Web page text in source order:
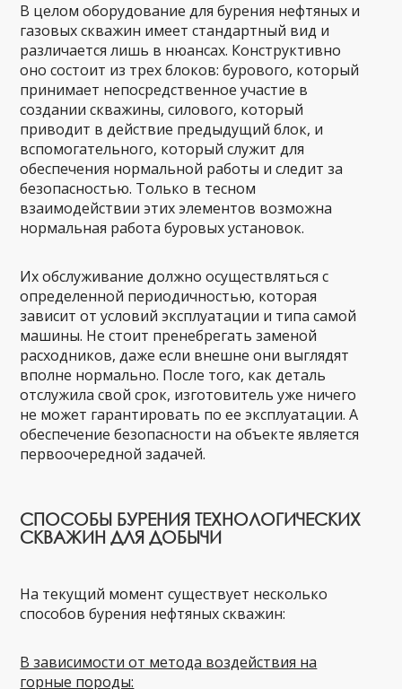
В целом оборудование для бурения нефтяных и
газовых скважин имеет стандартный вид и
различается лишь в нюансах. Конструктивно
оно состоит из трех блоков: бурового, который
принимает непосредственное участие в
создании скважины, силового, который
приводит в действие предыдущий блок, и
вспомогательного, который служит для
обеспечения нормальной работы и следит за
безопасностью. Только в тесном
взаимодействии этих элементов возможна
нормальная работа буровых установок.
Их обслуживание должно осуществляться с
определенной периодичностью, которая
зависит от условий эксплуатации и типа самой
машины. Не стоит пренебрегать заменой
расходников, даже если внешне они выглядят
вполне нормально. После того, как деталь
отслужила свой срок, изготовитель уже ничего
не может гарантировать по ее эксплуатации. А
обеспечение безопасности на объекте является
первоочередной задачей.
СПОСОБЫ БУРЕНИЯ ТЕХНОЛОГИЧЕСКИХ
СКВАЖИН ДЛЯ ДОБЫЧИ
На текущий момент существует несколько
способов бурения нефтяных скважин:
В зависимости от метода воздействия на
горные породы: